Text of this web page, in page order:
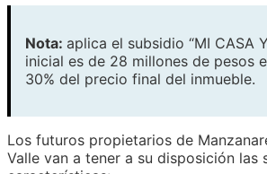
Nota: aplica el subsidio “MI CASA
inicial es de 28 millones de pesos
30% del precio final del inmueble.
Los futuros propietarios de
Valle van a tener a su disposición las